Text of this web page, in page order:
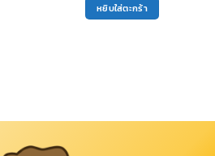
หยิบใส่ตะกร้า